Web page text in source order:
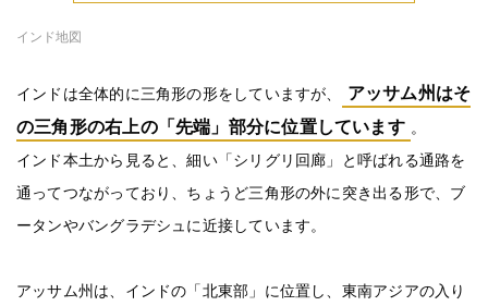
インド地図
インドは全体的に三角形の形をしていますが、
アッサム州はそ
の三角形の右上の「先端」部分に位置しています 。
インド本土から見ると、細い「シリグリ回廊」と呼ばれる通路を
通ってつながっており、ちょうど三角形の外に突き出る形で、ブ
ータンやバングラデシュに近接しています。
アッサム州は、インドの「北東部」に位置し、東南アジアの入り